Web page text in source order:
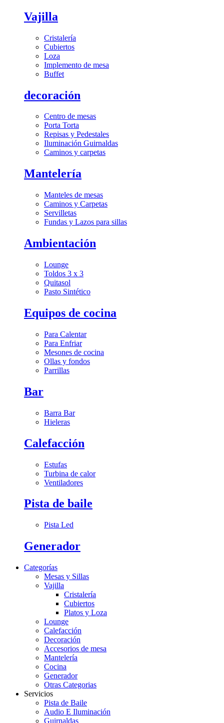
Vajilla
Cristalería
Cubiertos
Loza
Implemento de mesa
Buffet
decoración
Centro de mesas
Porta Torta
Repisas y Pedestales
Iluminación Guirnaldas
Caminos y carpetas
Mantelería
Manteles de mesas
Caminos y Carpetas
Servilletas
Fundas y Lazos para sillas
Ambientación
Lounge
Toldos 3 x 3
Quitasol
Pasto Sintético
Equipos de cocina
Para Calentar
Para Enfriar
Mesones de cocina
Ollas y fondos
Parrillas
Bar
Barra Bar
Hieleras
Calefacción
Estufas
Turbina de calor
Ventiladores
Pista de baile
Pista Led
Generador
Categorías
Mesas y Sillas
Vajilla
Cristalería
Cubiertos
Platos y Loza
Lounge
Calefacción
Decoración
Accesorios de mesa
Mantelería
Cocina
Generador
Otras Categorias
Servicios
Pista de Baile
Audio E Iluminación
Guirnaldas